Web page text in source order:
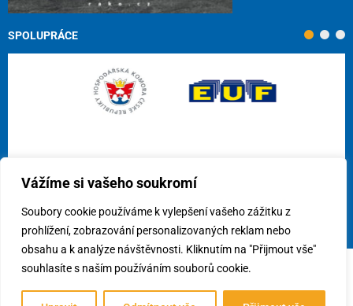
Vážíme si vašeho soukromí
Soubory cookie používáme k vylepšení vašeho zážitku z
prohlížení, zobrazování personalizovaných reklam nebo
obsahu a k analýze návštěvnosti. Kliknutím na "Přijmout vše"
souhlasíte s naším používáním souborů cookie.
SPOLUPRÁCE
© 2026Cech obkladačů ČR, z.s./Využití cookies/Předvolby
souhlasu